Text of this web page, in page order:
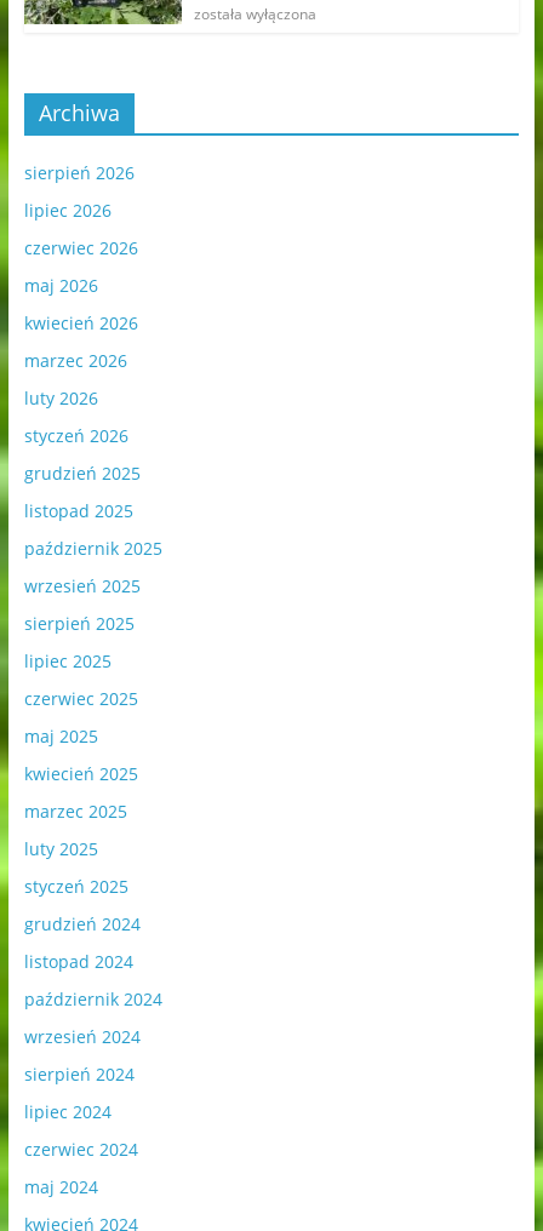
została wyłączona
Archiwa
sierpień 2026
lipiec 2026
czerwiec 2026
maj 2026
kwiecień 2026
marzec 2026
luty 2026
styczeń 2026
grudzień 2025
listopad 2025
październik 2025
wrzesień 2025
sierpień 2025
lipiec 2025
czerwiec 2025
maj 2025
kwiecień 2025
marzec 2025
luty 2025
styczeń 2025
grudzień 2024
listopad 2024
październik 2024
wrzesień 2024
sierpień 2024
lipiec 2024
czerwiec 2024
maj 2024
kwiecień 2024